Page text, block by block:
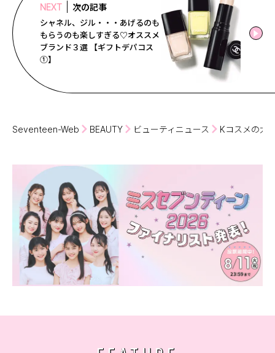
NEXT 次の記事
シャネル、ジル・・・あげるのも
もらうのも楽しすぎる♡オススメ
ブランド３選 【ギフトデパコス
①】
Seventeen-Web BEAUTY ビューティニュース Kコスメの大